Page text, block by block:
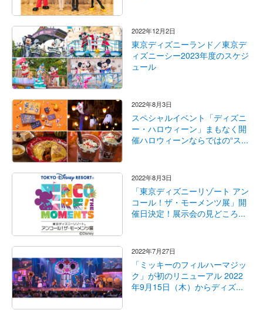
2022年12月2日
東京ディズニーランド／東京デ
ィズニーシー2023年度のスケジ
ュール
2022年8月3日
スペシャルイベント「ディズニ
ー・ハロウィーン」まもなく開
催ハロウィーンならではの“ス...
2022年8月3日
「東京ディズニーリゾート アン
コール！ザ・モーメンツ展」開
催日決定！展示会の見どころ...
2022年7月27日
「ミッキーのフィルハーマジッ
ク」が初のリニューアル 2022
年9月15日（木）からディズ...